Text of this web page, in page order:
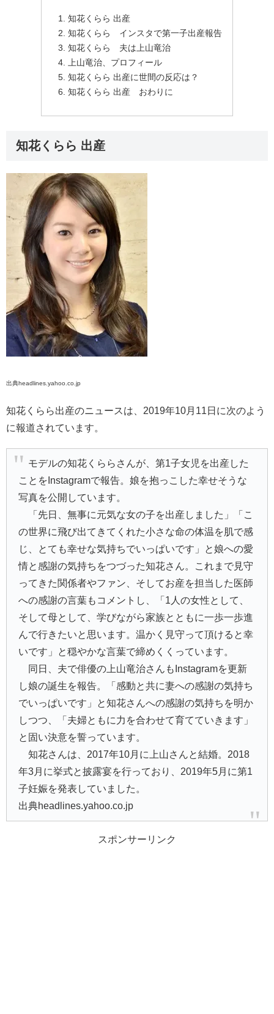
知花くらら 出産
知花くらら インスタで第一子出産報告
知花くらら 夫は上山竜治
上山竜治、プロフィール
知花くらら 出産に世間の反応は？
知花くらら 出産 おわりに
知花くらら 出産
出典headlines.yahoo.co.jp
知花くらら出産のニュースは、2019年10月11日に次のよう
に報道されています。
モデルの知花くららさんが、第1子女児を出産した
ことをInstagramで報告。娘を抱っこした幸せそうな
写真を公開しています。
「先日、無事に元気な女の子を出産しました」「こ
の世界に飛び出てきてくれた小さな命の体温を肌で感
じ、とても幸せな気持ちでいっぱいです」と娘への愛
情と感謝の気持ちをつづった知花さん。これまで見守
ってきた関係者やファン、そしてお産を担当した医師
への感謝の言葉もコメントし、「1人の女性として、
そして母として、学びながら家族とともに一歩一歩進
んで行きたいと思います。温かく見守って頂けると幸
いです」と穏やかな言葉で締めくくっています。
同日、夫で俳優の上山竜治さんもInstagramを更新
し娘の誕生を報告。「感動と共に妻への感謝の気持ち
でいっぱいです」と知花さんへの感謝の気持ちを明か
しつつ、「夫婦ともに力を合わせて育てていきます」
と固い決意を誓っています。
知花さんは、2017年10月に上山さんと結婚。2018
年3月に挙式と披露宴を行っており、2019年5月に第1
子妊娠を発表していました。
出典headlines.yahoo.co.jp
スポンサーリンク